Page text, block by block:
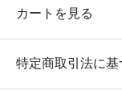
カートを見る
特定商取引法に基